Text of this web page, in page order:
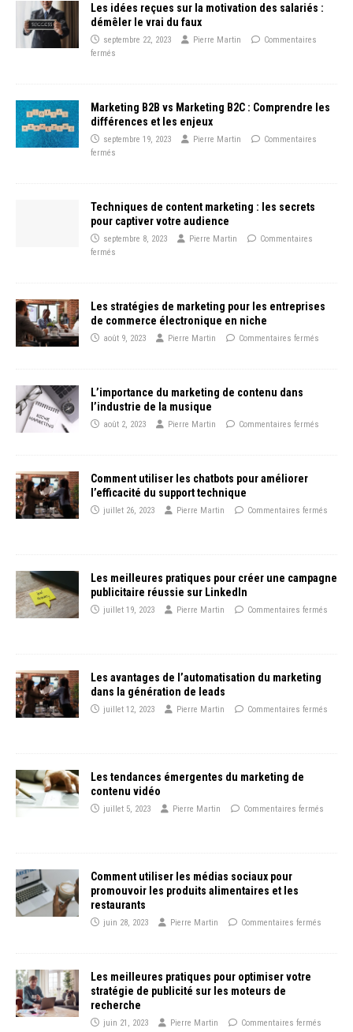
Les idées reçues sur la motivation des salariés :
démêler le vrai du faux
septembre 22, 2023 Pierre Martin
Commentaires
fermés
Marketing B2B vs Marketing B2C : Comprendre les
différences et les enjeux
septembre 19, 2023 Pierre Martin
Commentaires
fermés
Techniques de content marketing : les secrets
pour captiver votre audience
septembre 8, 2023 Pierre Martin
Commentaires
fermés
Les stratégies de marketing pour les entreprises
de commerce électronique en niche
août 9, 2023 Pierre Martin Commentaires fermés
L’importance du marketing de contenu dans
l’industrie de la musique
août 2, 2023 Pierre Martin Commentaires fermés
Comment utiliser les chatbots pour améliorer
l’efficacité du support technique
juillet 26, 2023 Pierre Martin Commentaires fermés
Les meilleures pratiques pour créer une campagne
publicitaire réussie sur LinkedIn
juillet 19, 2023 Pierre Martin Commentaires fermés
Les avantages de l’automatisation du marketing
dans la génération de leads
juillet 12, 2023 Pierre Martin Commentaires fermés
Les tendances émergentes du marketing de
contenu vidéo
juillet 5, 2023 Pierre Martin Commentaires fermés
Comment utiliser les médias sociaux pour
promouvoir les produits alimentaires et les
restaurants
juin 28, 2023 Pierre Martin Commentaires fermés
Les meilleures pratiques pour optimiser votre
stratégie de publicité sur les moteurs de
recherche
juin 21, 2023 Pierre Martin Commentaires fermés